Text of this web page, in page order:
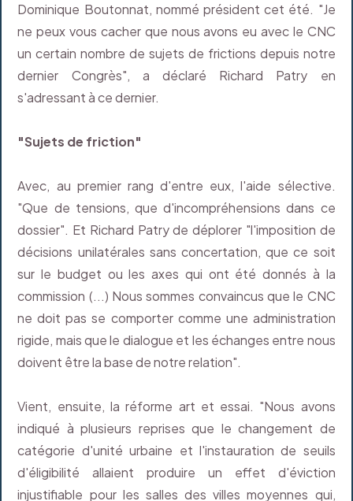
Dominique Boutonnat, nommé président cet été. "Je
ne peux vous cacher que nous avons eu avec le CNC
un certain nombre de sujets de frictions depuis notre
dernier Congrès", a déclaré Richard Patry en
s'adressant à ce dernier.
"Sujets de friction"
Avec, au premier rang d'entre eux, l'aide sélective.
"Que de tensions, que d'incompréhensions dans ce
dossier". Et Richard Patry de déplorer "l'imposition de
décisions unilatérales sans concertation, que ce soit
sur le budget ou les axes qui ont été donnés à la
commission (...) Nous sommes convaincus que le CNC
ne doit pas se comporter comme une administration
rigide, mais que le dialogue et les échanges entre nous
doivent être la base de notre relation".
Vient, ensuite, la réforme art et essai. "Nous avons
indiqué à plusieurs reprises que le changement de
catégorie d'unité urbaine et l'instauration de seuils
d'éligibilité allaient produire un effet d'éviction
injustifiable pour les salles des villes moyennes qui,